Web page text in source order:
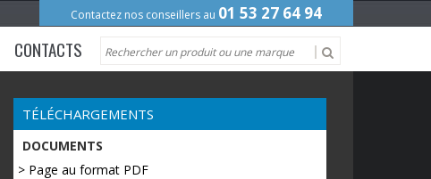
Contactez nos conseillers au 01 53 27 64 94
CONTACTS
TÉLÉCHARGEMENTS
DOCUMENTS
> Page au format PDF